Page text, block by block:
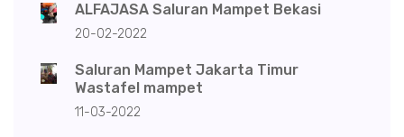
ALFAJASA Saluran Mampet Bekasi
20-02-2022
Saluran Mampet Jakarta Timur
Wastafel mampet
11-03-2022